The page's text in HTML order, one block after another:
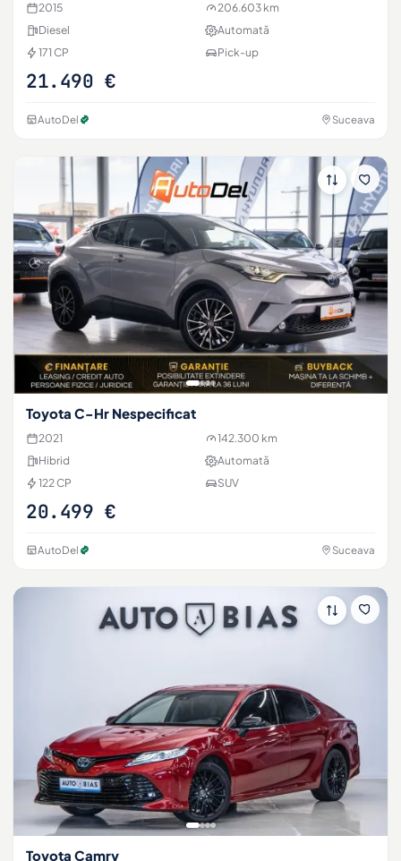
2015
206.603 km
Diesel
Automată
171 CP
Pick-up
21.490 €
AutoDel Suceava
Toyota C-Hr Nespecificat
2021
142.300 km
Hibrid
Automată
122 CP
SUV
20.499 €
AutoDel Suceava
Toyota Camry